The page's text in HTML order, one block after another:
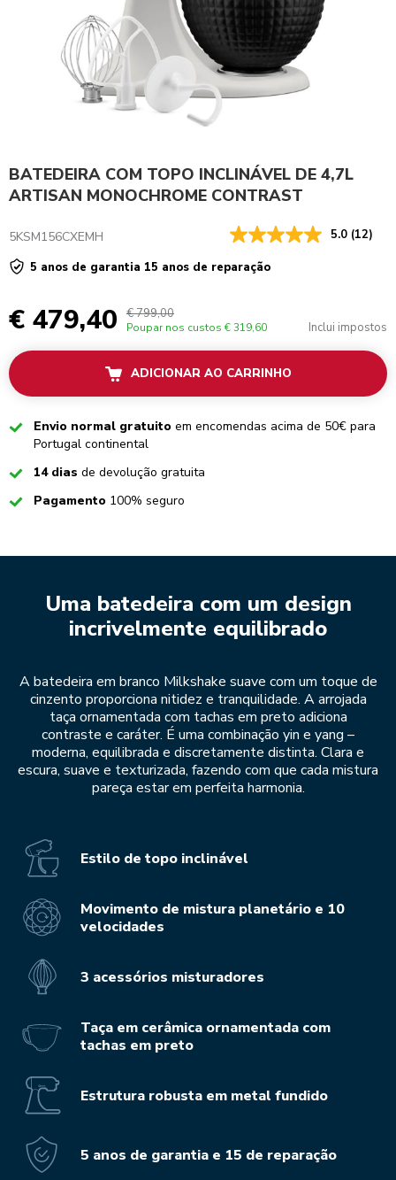
BATEDEIRA COM TOPO INCLINÁVEL DE 4,7L
ARTISAN MONOCHROME CONTRAST
5KSM156CXEMH 5.0 (12)
5 anos de garantia 15 anos de reparação
€ 479,40 € 799,00
Poupar nos custos € 319,60 Inclui impostos
ADICIONAR AO CARRINHO
CheckedEnvio normal gratuito em encomendas acima de 50€ para
Portugal continental
Checked
14 dias de devolução gratuita
CheckedPagamento 100% seguro
Uma batedeira com um design
incrivelmente equilibrado
A batedeira em branco Milkshake suave com um toque de
cinzento proporciona nitidez e tranquilidade. A arrojada
taça ornamentada com tachas em preto adiciona
contraste e caráter. É uma combinação yin e yang –
moderna, equilibrada e discretamente distinta. Clara e
escura, suave e texturizada, fazendo com que cada mistura
pareça estar em perfeita harmonia.
Estilo de topo inclinável
Movimento de mistura planetário e 10
velocidades
3 acessórios misturadores
Taça em cerâmica ornamentada com
tachas em preto
Estrutura robusta em metal fundido
5 anos de garantia e 15 de reparação